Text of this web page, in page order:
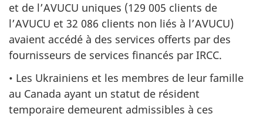
et de l’AVUCU uniques (129 005 clients de
l’AVUCU et 32 086 clients non liés à l’AVUCU)
avaient accédé à des services offerts par des
fournisseurs de services financés par IRCC.
• Les Ukrainiens et les membres de leur famille
au Canada ayant un statut de résident
temporaire demeurent admissibles à ces